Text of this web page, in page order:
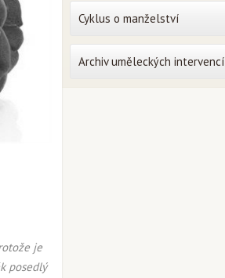
je
posedlý
Cyklus o manželství
Archiv uměleckých intervencí